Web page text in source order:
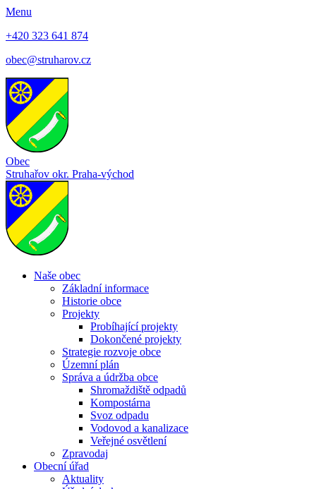
Menu
+420 323 641 874
obec@struharov.cz
Obec
Struhařov okr. Praha-východ
Naše obec
Základní informace
Historie obce
Projekty
Probíhající projekty
Dokončené projekty
Strategie rozvoje obce
Územní plán
Správa a údržba obce
Shromaždiště odpadů
Kompostárna
Svoz odpadu
Vodovod a kanalizace
Veřejné osvětlení
Zpravodaj
Obecní úřad
Aktuality